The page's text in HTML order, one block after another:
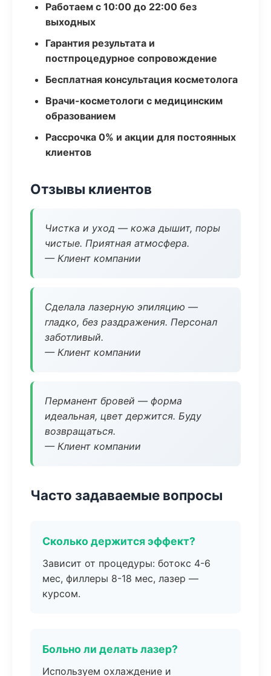
Работаем с 10:00 до 22:00 без
выходных
Гарантия результата и
постпроцедурное сопровождение
Бесплатная консультация косметолога
Врачи-косметологи с медицинским
образованием
Рассрочка 0% и акции для постоянных
клиентов
Отзывы клиентов
Чистка и уход — кожа дышит, поры
чистые. Приятная атмосфера.
— Клиент компании
Сделала лазерную эпиляцию —
гладко, без раздражения. Персонал
заботливый.
— Клиент компании
Перманент бровей — форма
идеальная, цвет держится. Буду
возвращаться.
— Клиент компании
Часто задаваемые вопросы
Сколько держится эффект?
Зависит от процедуры: ботокс 4-6
мес, филлеры 8-18 мес, лазер —
курсом.
Больно ли делать лазер?
Используем охлаждение и